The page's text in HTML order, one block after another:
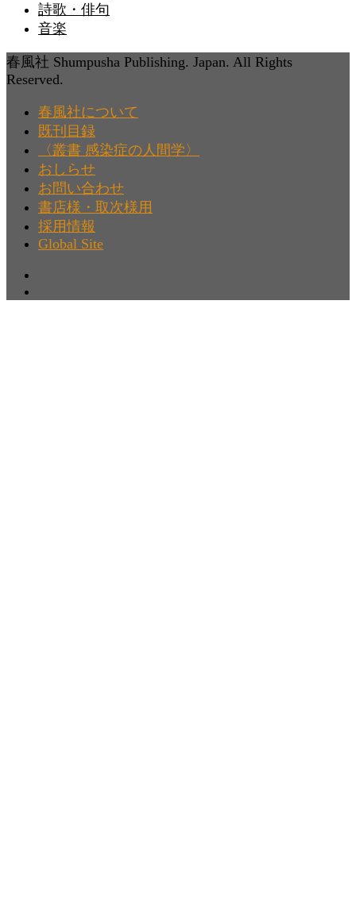
詩歌・俳句
音楽
春風社 Shumpusha Publishing. Japan. All Rights
Reserved.
春風社について
既刊目録
〈叢書 感染症の人間学〉
おしらせ
お問い合わせ
書店様・取次様用
採用情報
Global Site